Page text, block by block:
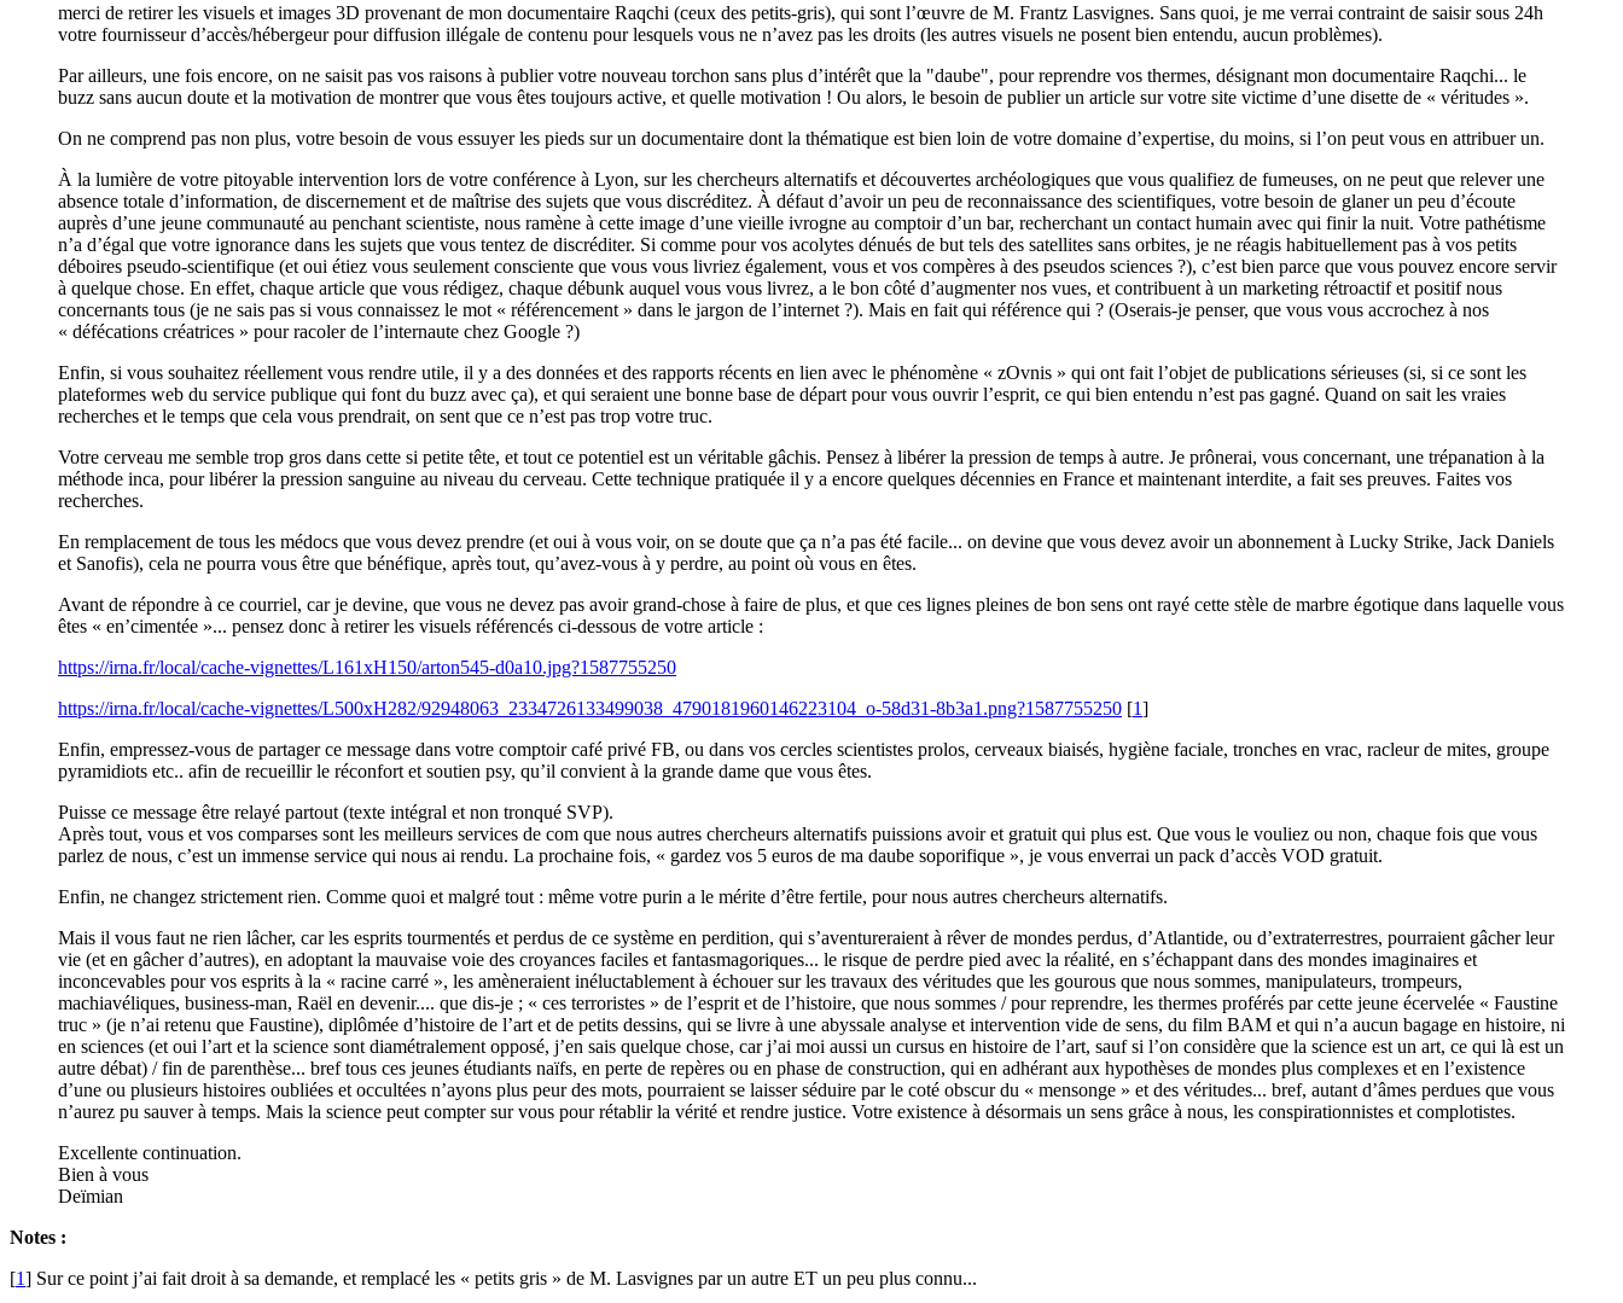
merci de retirer les visuels et images 3D provenant de mon documentaire Raqchi (ceux des petits-gris), qui sont l’œuvre de M. Frantz Lasvignes. Sans quoi, je me verrai contraint de saisir sous 24h
votre fournisseur d’accès/hébergeur pour diffusion illégale de contenu pour lesquels vous ne n’avez pas les droits (les autres visuels ne posent bien entendu, aucun problèmes).
Par ailleurs, une fois encore, on ne saisit pas vos raisons à publier votre nouveau torchon sans plus d’intérêt que la "daube", pour reprendre vos thermes, désignant mon documentaire Raqchi... le
buzz sans aucun doute et la motivation de montrer que vous êtes toujours active, et quelle motivation ! Ou alors, le besoin de publier un article sur votre site victime d’une disette de « véritudes ».
On ne comprend pas non plus, votre besoin de vous essuyer les pieds sur un documentaire dont la thématique est bien loin de votre domaine d’expertise, du moins, si l’on peut vous en attribuer un.
À la lumière de votre pitoyable intervention lors de votre conférence à Lyon, sur les chercheurs alternatifs et découvertes archéologiques que vous qualifiez de fumeuses, on ne peut que relever une
absence totale d’information, de discernement et de maîtrise des sujets que vous discréditez. À défaut d’avoir un peu de reconnaissance des scientifiques, votre besoin de glaner un peu d’écoute
auprès d’une jeune communauté au penchant scientiste, nous ramène à cette image d’une vieille ivrogne au comptoir d’un bar, recherchant un contact humain avec qui finir la nuit. Votre pathétisme
n’a d’égal que votre ignorance dans les sujets que vous tentez de discréditer. Si comme pour vos acolytes dénués de but tels des satellites sans orbites, je ne réagis habituellement pas à vos petits
déboires pseudo-scientifique (et oui étiez vous seulement consciente que vous vous livriez également, vous et vos compères à des pseudos sciences ?), c’est bien parce que vous pouvez encore servir
à quelque chose. En effet, chaque article que vous rédigez, chaque débunk auquel vous vous livrez, a le bon côté d’augmenter nos vues, et contribuent à un marketing rétroactif et positif nous
concernants tous (je ne sais pas si vous connaissez le mot « référencement » dans le jargon de l’internet ?). Mais en fait qui référence qui ? (Oserais-je penser, que vous vous accrochez à nos
« défécations créatrices » pour racoler de l’internaute chez Google ?)
Enfin, si vous souhaitez réellement vous rendre utile, il y a des données et des rapports récents en lien avec le phénomène « zOvnis » qui ont fait l’objet de publications sérieuses (si, si ce sont les
plateformes web du service publique qui font du buzz avec ça), et qui seraient une bonne base de départ pour vous ouvrir l’esprit, ce qui bien entendu n’est pas gagné. Quand on sait les vraies
recherches et le temps que cela vous prendrait, on sent que ce n’est pas trop votre truc.
Votre cerveau me semble trop gros dans cette si petite tête, et tout ce potentiel est un véritable gâchis. Pensez à libérer la pression de temps à autre. Je prônerai, vous concernant, une trépanation à la
méthode inca, pour libérer la pression sanguine au niveau du cerveau. Cette technique pratiquée il y a encore quelques décennies en France et maintenant interdite, a fait ses preuves. Faites vos
recherches.
En remplacement de tous les médocs que vous devez prendre (et oui à vous voir, on se doute que ça n’a pas été facile... on devine que vous devez avoir un abonnement à Lucky Strike, Jack Daniels
et Sanofis), cela ne pourra vous être que bénéfique, après tout, qu’avez-vous à y perdre, au point où vous en êtes.
Avant de répondre à ce courriel, car je devine, que vous ne devez pas avoir grand-chose à faire de plus, et que ces lignes pleines de bon sens ont rayé cette stèle de marbre égotique dans laquelle vous
êtes « en’cimentée »... pensez donc à retirer les visuels référencés ci-dessous de votre article :
https://irna.fr/local/cache-vignettes/L161xH150/arton545-d0a10.jpg?1587755250
https://irna.fr/local/cache-vignettes/L500xH282/92948063_2334726133499038_4790181960146223104_o-58d31-8b3a1.png?1587755250 [1]
Enfin, empressez-vous de partager ce message dans votre comptoir café privé FB, ou dans vos cercles scientistes prolos, cerveaux biaisés, hygiène faciale, tronches en vrac, racleur de mites, groupe
pyramidiots etc.. afin de recueillir le réconfort et soutien psy, qu’il convient à la grande dame que vous êtes.
Puisse ce message être relayé partout (texte intégral et non tronqué SVP).
Après tout, vous et vos comparses sont les meilleurs services de com que nous autres chercheurs alternatifs puissions avoir et gratuit qui plus est. Que vous le vouliez ou non, chaque fois que vous
parlez de nous, c’est un immense service qui nous ai rendu. La prochaine fois, « gardez vos 5 euros de ma daube soporifique », je vous enverrai un pack d’accès VOD gratuit.
Enfin, ne changez strictement rien. Comme quoi et malgré tout : même votre purin a le mérite d’être fertile, pour nous autres chercheurs alternatifs.
Mais il vous faut ne rien lâcher, car les esprits tourmentés et perdus de ce système en perdition, qui s’aventureraient à rêver de mondes perdus, d’Atlantide, ou d’extraterrestres, pourraient gâcher leur
vie (et en gâcher d’autres), en adoptant la mauvaise voie des croyances faciles et fantasmagoriques... le risque de perdre pied avec la réalité, en s’échappant dans des mondes imaginaires et
inconcevables pour vos esprits à la « racine carré », les amèneraient inéluctablement à échouer sur les travaux des véritudes que les gourous que nous sommes, manipulateurs, trompeurs,
machiavéliques, business-man, Raël en devenir.... que dis-je ; « ces terroristes » de l’esprit et de l’histoire, que nous sommes / pour reprendre, les thermes proférés par cette jeune écervelée « Faustine
truc » (je n’ai retenu que Faustine), diplômée d’histoire de l’art et de petits dessins, qui se livre à une abyssale analyse et intervention vide de sens, du film BAM et qui n’a aucun bagage en histoire, ni
en sciences (et oui l’art et la science sont diamétralement opposé, j’en sais quelque chose, car j’ai moi aussi un cursus en histoire de l’art, sauf si l’on considère que la science est un art, ce qui là est un
autre débat) / fin de parenthèse... bref tous ces jeunes étudiants naïfs, en perte de repères ou en phase de construction, qui en adhérant aux hypothèses de mondes plus complexes et en l’existence
d’une ou plusieurs histoires oubliées et occultées n’ayons plus peur des mots, pourraient se laisser séduire par le coté obscur du « mensonge » et des véritudes... bref, autant d’âmes perdues que vous
n’aurez pu sauver à temps. Mais la science peut compter sur vous pour rétablir la vérité et rendre justice. Votre existence à désormais un sens grâce à nous, les conspirationnistes et complotistes.
Excellente continuation.
Bien à vous
Deïmian
Notes :
[1] Sur ce point j’ai fait droit à sa demande, et remplacé les « petits gris » de M. Lasvignes par un autre ET un peu plus connu...